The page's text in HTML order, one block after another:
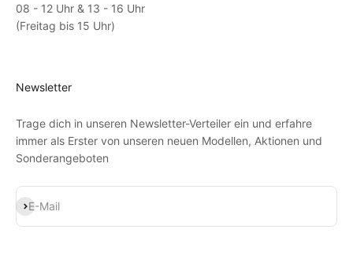
08 - 12 Uhr & 13 - 16 Uhr
(Freitag bis 15 Uhr)
Newsletter
Trage dich in unseren Newsletter-Verteiler ein und erfahre
immer als Erster von unseren neuen Modellen, Aktionen und
Sonderangeboten
E-Mail
Abonnieren